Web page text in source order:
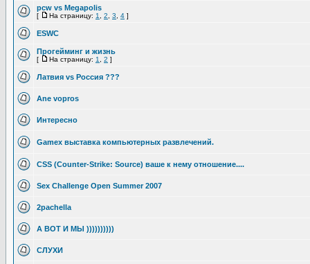
pcw vs Megapolis
[ На страницу: 1 2 3 4 ]
ESWC
Прогейминг и жизнь
[ На страницу: 1 2 ]
Латвия vs Россия ???
Ane vopros
Интересно
Gamex выставка компьютерных развлечений.
CSS (Counter-Strike: Source) ваше к нему отношение....
Sex Challenge Open Summer 2007
2pachella
А ВОТ И МЫ ))))))))))
СЛУХИ